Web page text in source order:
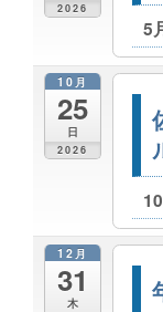
2026
5
10月
25
日
2026
12月
31
木